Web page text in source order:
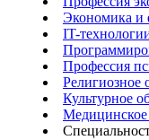
Экономика и
IT-
Профессия
Религиозное
Культурное
Медицинское